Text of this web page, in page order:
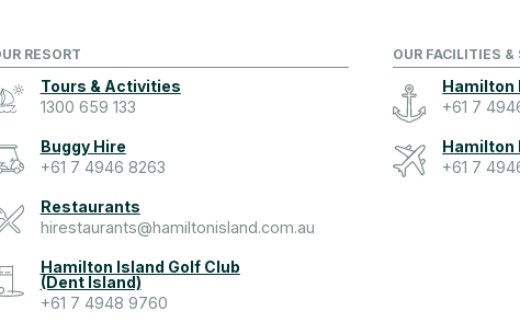
RESORT
Tours & Activities
1300 659 133
Buggy Hire
+61 7 4946 8263
Restaurants
hirestaurants@hamiltonisland.com.au
Hamilton Island Golf Club
(Dent Island)
+61 7 4948 9760
OUR FACILITIES &
Hamilton
+61 7
Hamilton
+61 7